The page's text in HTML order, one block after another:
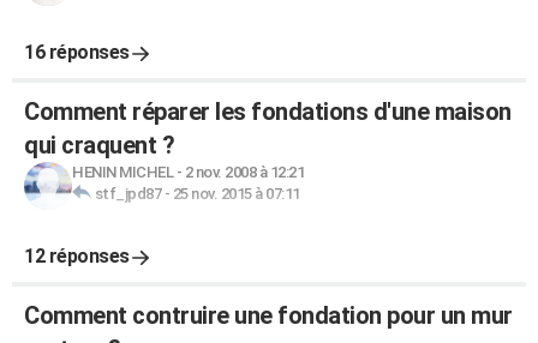
16 réponses
Comment réparer les fondations d'une maison
qui craquent ?
HENIN MICHEL- 2 nov. 2008 à 12:21
stf_jpd87- 25 nov. 2015 à 07:11
12 réponses
Comment contruire une fondation pour un mur